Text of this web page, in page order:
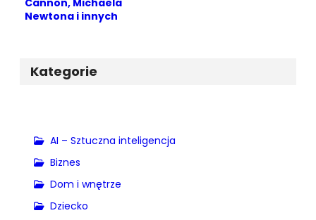
Cannon, Michaela
Newtona i innych
Kategorie
AI – Sztuczna inteligencja
Biznes
Dom i wnętrze
Dziecko